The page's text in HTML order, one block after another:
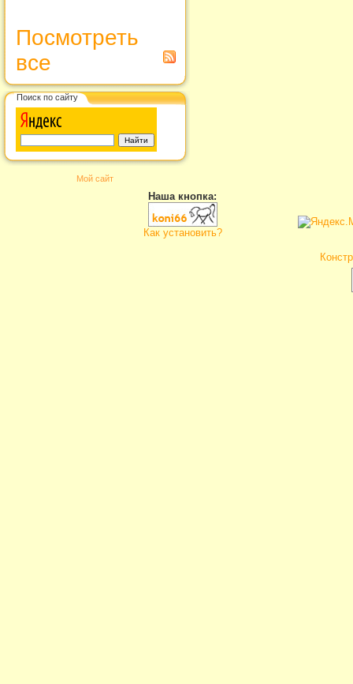
Посмотреть
все
Поиск по сайту
Мой сайт
Наша кнопка:
Как установить?